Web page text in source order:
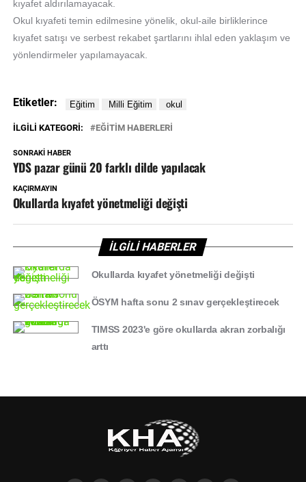
kıyafet aldırılamayacak.
Okul kıyafeti temin edilmesine yönelik, okul-aile birliklerince
kıyafet satışı ve serbest rekabet şartlarını ihlal eden yaklaşım ve
yönlendirmeler yapılamayacak.
Etiketler:
İLGILI KATEGORI: EĞİTİM HABERLERİ
SONRAKI HABER
YDS pazar günü 20 farklı dilde yapılacak
KAÇIRMAYIN
Okullarda kıyafet yönetmeliği değişti
İLGİLİ HABERLER
Okullarda kıyafet yönetmeliği değişti
ÖSYM hafta sonu 2 sınav gerçekleştirecek
TIMSS 2023'e göre okullarda akran zorbalığı
arttı